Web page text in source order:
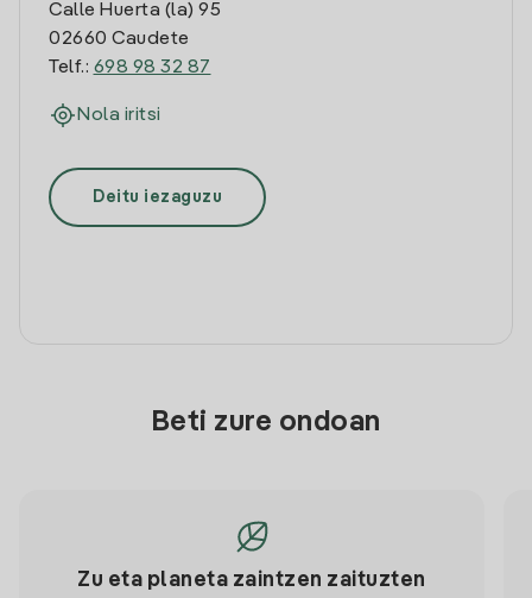
Calle Huerta (la) 95
02660 Caudete
Telf.: 698 98 32 87
Nola iritsi
Deitu iezaguzu
Beti zure ondoan
Zu eta planeta zaintzen zaituzten